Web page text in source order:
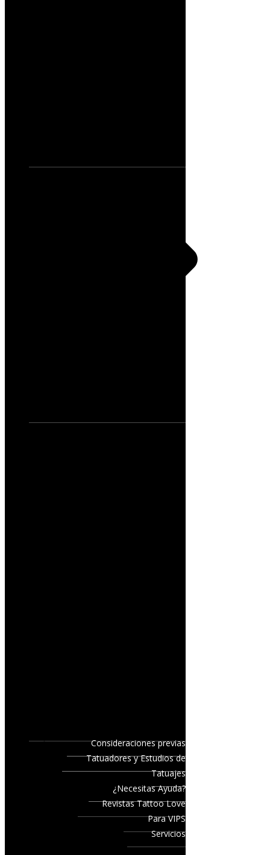
Consideraciones previas
Tatuadores y Estudios de
Tatuajes
¿Necesitas Ayuda?
Revistas Tattoo Love
Para VIPS
Servicios